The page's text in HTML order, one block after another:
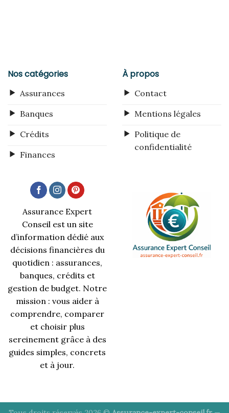
Nos catégories
Assurances
Banques
Crédits
Finances
À propos
Contact
Mentions légales
Politique de
confidentialité
Assurance Expert
Conseil est un site
d’information dédié aux
décisions financières du
quotidien : assurances,
banques, crédits et
gestion de budget. Notre
mission : vous aider à
comprendre, comparer
et choisir plus
sereinement grâce à des
guides simples, concrets
et à jour.